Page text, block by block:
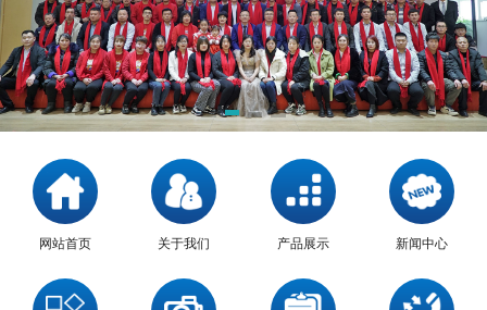
网站首页 关于我们 产品展示 新闻中心